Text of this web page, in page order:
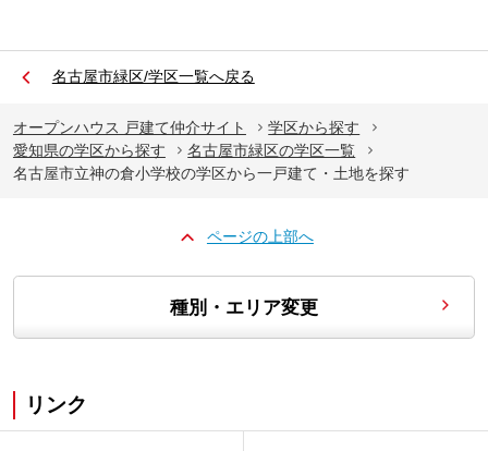
名古屋市緑区/学区一覧へ戻る
オープンハウス 戸建て仲介サイト
学区から探す
愛知県の学区から探す
名古屋市緑区の学区一覧
名古屋市立神の倉小学校の学区から一戸建て・土地を探す
ページの上部へ
種別・エリア変更
リンク